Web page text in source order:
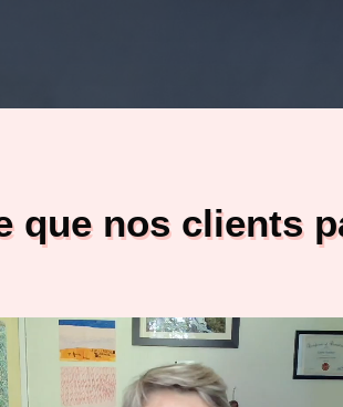
que nos clients